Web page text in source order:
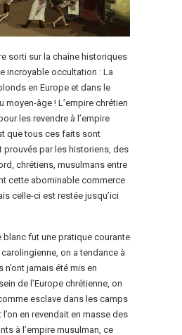
sorti sur la chaîne historiques
incroyable occultation : La
en Europe et dans le
moyen-âge ! L’empire chrétien
les revendre à l’empire
que tous ces faits sont
prouvés par les historiens, des
chrétiens, musulmans entre
cette abominable commerce
celle-ci est restée jusqu’ici
blanc fut une pratique courante
on a tendance à
jamais été mis en
de l’Europe chrétienne, on
esclave dans les camps
en revendait en masse des
à l’empire musulman, ce